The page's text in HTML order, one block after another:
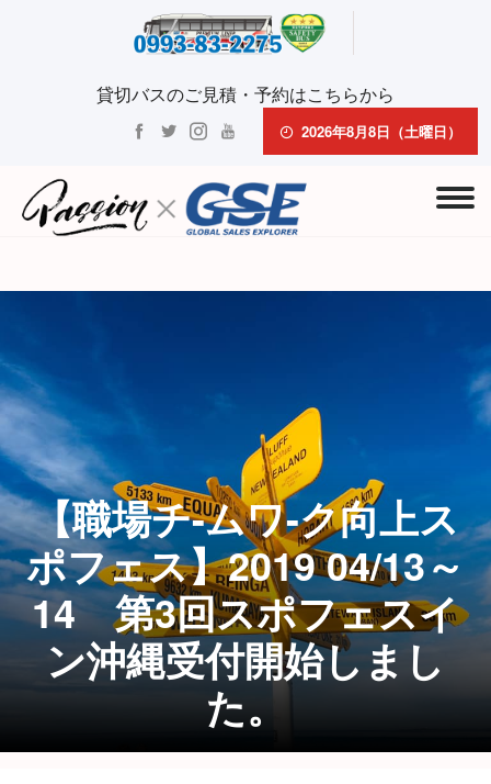
貸切バスのご見積・予約はこちらから
2026年8月8日（土曜日）
【職場チ-ムワ-ク向上ス
ポフェス】2019 04/13～
14 第3回スポフェスイ
ン沖縄受付開始しまし
た。